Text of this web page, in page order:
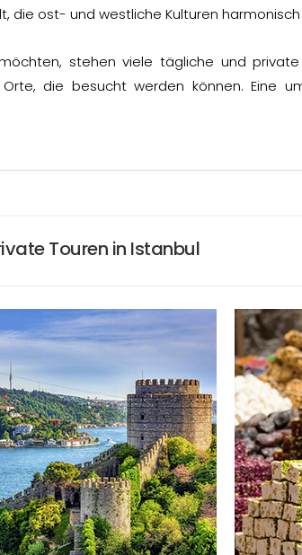
die ost- und westliche Kulturen
stehen viele tägliche und private
die besucht werden können. Eine
Touren in Istanbul